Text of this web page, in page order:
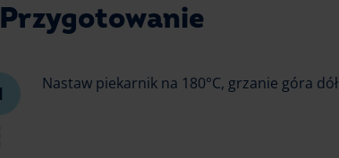
Przygotowanie
Nastaw piekarnik na 180°C, grzanie góra dół